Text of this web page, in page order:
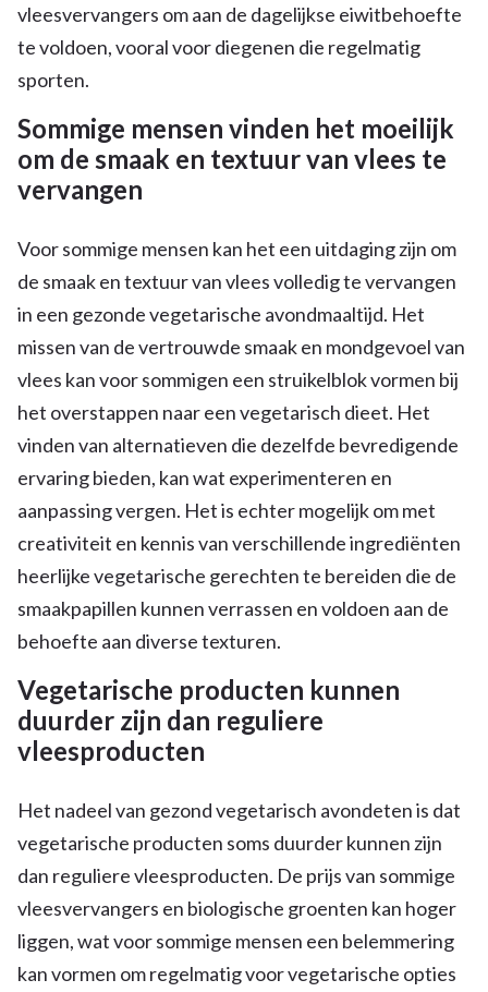
vleesvervangers om aan de dagelijkse eiwitbehoefte
te voldoen, vooral voor diegenen die regelmatig
sporten.
Sommige mensen vinden het moeilijk
om de smaak en textuur van vlees te
vervangen
Voor sommige mensen kan het een uitdaging zijn om
de smaak en textuur van vlees volledig te vervangen
in een gezonde vegetarische avondmaaltijd. Het
missen van de vertrouwde smaak en mondgevoel van
vlees kan voor sommigen een struikelblok vormen bij
het overstappen naar een vegetarisch dieet. Het
vinden van alternatieven die dezelfde bevredigende
ervaring bieden, kan wat experimenteren en
aanpassing vergen. Het is echter mogelijk om met
creativiteit en kennis van verschillende ingrediënten
heerlijke vegetarische gerechten te bereiden die de
smaakpapillen kunnen verrassen en voldoen aan de
behoefte aan diverse texturen.
Vegetarische producten kunnen
duurder zijn dan reguliere
vleesproducten
Het nadeel van gezond vegetarisch avondeten is dat
vegetarische producten soms duurder kunnen zijn
dan reguliere vleesproducten. De prijs van sommige
vleesvervangers en biologische groenten kan hoger
liggen, wat voor sommige mensen een belemmering
kan vormen om regelmatig voor vegetarische opties